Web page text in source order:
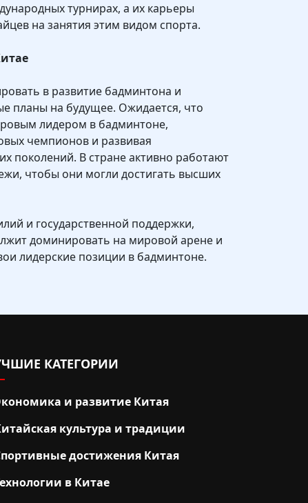
турнирах, а их карьеры
на занятия этим видом спорта.
в развитие бадминтона и
планы на будущее. Ожидается, что
лидером в бадминтоне,
чемпионов и развивая
поколений. В стране активно работают
чтобы они могли достигать высших
и государственной поддержки,
доминировать на мировой арене и
лидерские позиции в бадминтоне.
КАТЕГОРИИ
и развитие Китая
культура и традиции
достижения Китая
в Китае